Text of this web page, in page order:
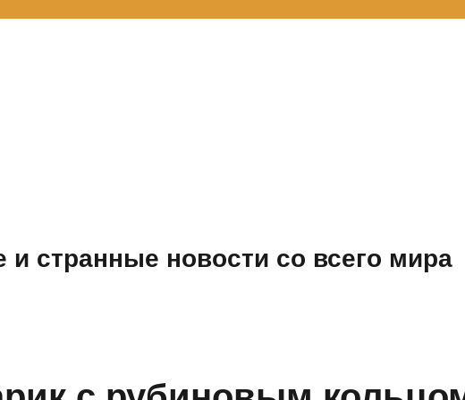
странные новости со всего мира